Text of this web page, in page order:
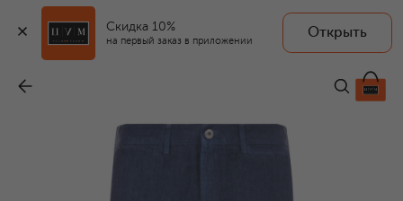
Скидка 10%
на первый заказ в приложении
Открыть
29 500 ₽